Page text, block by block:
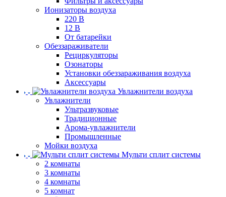
Ионизаторы воздуха
220 В
12 В
От батарейки
Обеззараживатели
Рециркуляторы
Озонаторы
Установки обеззараживания воздуха
Аксессуары
Увлажнители воздуха
Увлажнители
Ультразвуковые
Традиционные
Арома-увлажнители
Промышленные
Мойки воздуха
Мульти сплит системы
2 комнаты
3 комнаты
4 комнаты
5 комнат